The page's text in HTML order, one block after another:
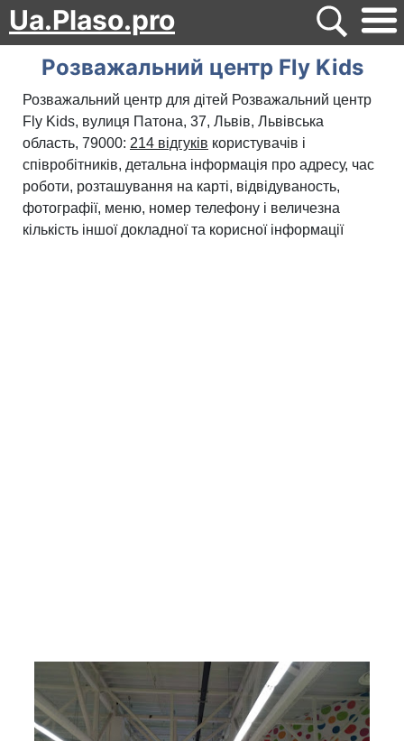
Ua.Plaso.pro
Розважальний центр Fly Kids
Розважальний центр для дітей Розважальний центр
Fly Kids, вулиця Патона, 37, Львів, Львівська
область, 79000: 214 відгуків користувачів і
співробітників, детальна інформація про адресу, час
роботи, розташування на карті, відвідуваность,
фотографії, меню, номер телефону і величезна
кількість іншої докладної та корисної інформації